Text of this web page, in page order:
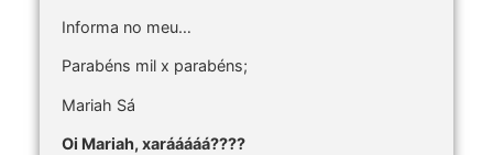
Informa no meu…
Parabéns mil x parabéns;
Mariah Sá
Oi Mariah, xarááááá????